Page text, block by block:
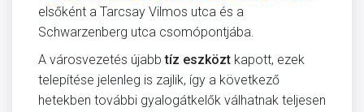
elsőként a Tarcsay Vilmos utca és a
Schwarzenberg utca csomópontjába.
A városvezetés újabbtíz eszközt kapott, ezek
telepítése jelenleg is zajlik, így a következő
hetekben további gyalogátkelők válhatnak teljesen